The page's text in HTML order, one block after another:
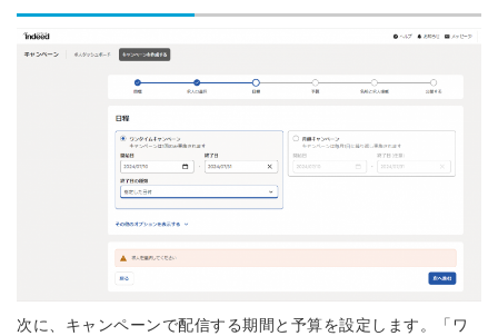
次に、キャンペーンで配信する期間と予算を設定します。「ワ